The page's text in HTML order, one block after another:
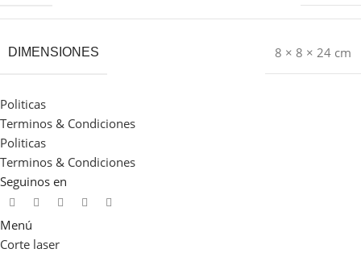
DIMENSIONES 8 × 8 × 24 cm
Politicas
Terminos & Condiciones
Politicas
Terminos & Condiciones
Seguinos en
Menú
Corte laser